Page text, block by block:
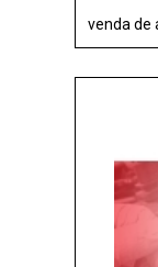
venda de